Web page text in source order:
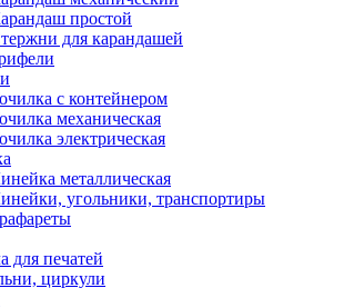
простой
для карандашей
с контейнером
механическая
электрическая
металлическая
угольники, транспортиры
для печатей
циркули